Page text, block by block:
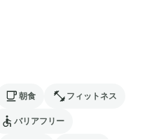
朝食 フィットネス
バリアフリー